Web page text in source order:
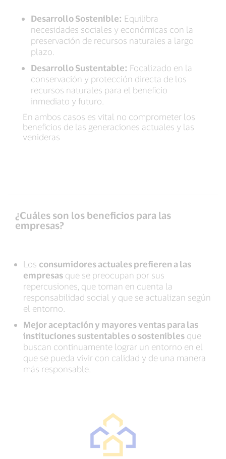
Desarrollo Sostenible: Equilibra
necesidades sociales y económicas con la
preservación de recursos naturales a largo
plazo.
Desarrollo Sustentable: Focalizado en la
conservación y protección directa de los
recursos naturales para el beneficio
inmediato y futuro.
En ambos casos es vital no comprometer los
beneficios de las generaciones actuales y las
venideras
¿Cuáles son los beneficios para las
empresas?
Los consumidores actuales prefieren a las
empresas que se preocupan por sus
repercusiones, que toman en cuenta la
responsabilidad social y que se actualizan según
el entorno.
Mejor aceptación y mayores ventas para las
instituciones sustentables o sostenibles que
buscan continuamente lograr un entorno en el
que se pueda vivir con calidad y de una manera
más responsable.